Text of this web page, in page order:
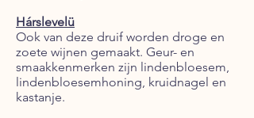
Hárslevelü
Ook van deze druif worden droge en
zoete wijnen gemaakt. Geur- en
smaakkenmerken zijn lindenbloesem,
lindenbloesemhoning, kruidnagel en
kastanje.